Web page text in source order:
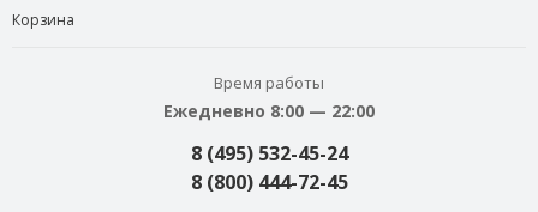
Корзина
Время работы
Ежедневно 8:00 — 22:00
8 (495) 532-45-24
8 (800) 444-72-45